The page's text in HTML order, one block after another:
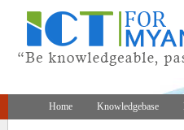
Home Knowledgebase